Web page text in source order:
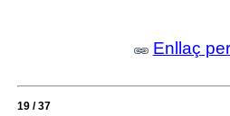
Enllaç
19 / 37